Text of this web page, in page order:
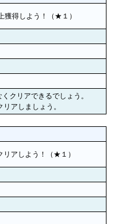
獲得しよう！（★１）
クリアできるでしょう。
アしましょう。
リアしよう！（★１）